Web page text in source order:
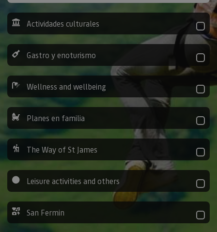
Actividades culturales
Gastro y enoturismo
Wellness and wellbeing
Planes en familia
The Way of St James
Leisure activities and others
San Fermin